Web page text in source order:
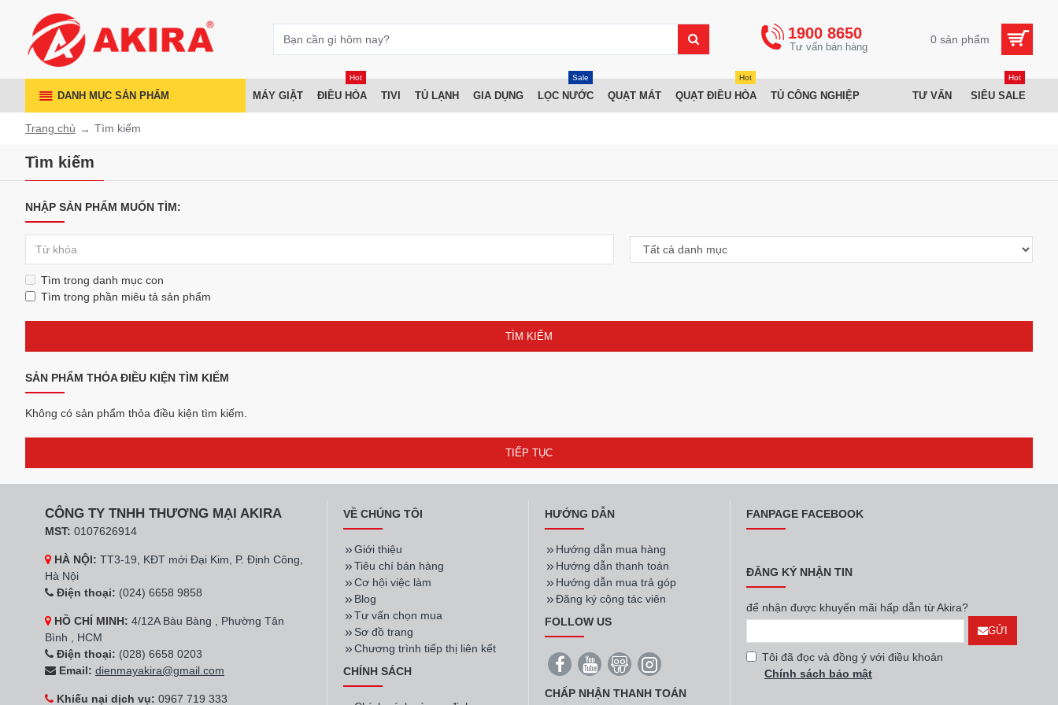
1900 8650 0 sản phẩm
DANH MỤC SẢN PHẨM MÁY GIẶT ĐIỀU HÒA
Hot
TIVI TỦ LẠNH GIA DỤNG LỌC NƯỚC
Sale
QUẠT MÁT QUẠT ĐIỀU HÒA
Hot
TỦ CÔNG NGHIỆP TƯ VẤN SIÊU SALE
Hot
Trang chủ Tìm kiếm
Tìm kiếm
NHẬP SẢN PHẨM MUỐN TÌM:
Tìm trong danh mục con
Tìm trong phần miêu tả sản phẩm
TÌM KIẾM
SẢN PHẨM THỎA ĐIỀU KIỆN TÌM KIẾM
Không có sản phẩm thỏa điều kiện tìm kiếm.
TIẾP TỤC
CÔNG TY TNHH THƯƠNG MẠI AKIRA
MST: 0107626914
HÀ NỘI: TT3-19, KĐT mới Đại Kim, P. Định Công,
Hà Nội
Điện thoại: (024) 6658 9858
HỒ CHÍ MINH: 4/12A Bàu Bàng , Phường Tân
Bình , HCM
Điện thoại: (028) 6658 0203
Email: dienmayakira@gmail.com
Khiếu nại dịch vụ: 0967 719 333
VỀ CHÚNG TÔI
Giới thiệu
Tiêu chí bán hàng
Cơ hội việc làm
Blog
Tư vấn chọn mua
Sơ đồ trang
Chương trình tiếp thị liên kết
CHÍNH SÁCH
HƯỚNG DẪN
Hướng dẫn mua hàng
Hướng dẫn thanh toán
Hướng dẫn mua trả góp
Đăng ký cộng tác viên
FOLLOW US
CHẤP NHẬN THANH TOÁN
FANPAGE FACEBOOK
ĐĂNG KÝ NHẬN TIN
để nhận được khuyến mãi hấp dẫn từ Akira?
GỬI
Tôi đã đọc và đồng ý với điều khoản
Chính sách bảo mật